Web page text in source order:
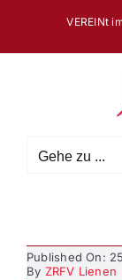
springen
VEREINt
Gehe zu ...
Published On:
By ZRFV Lienen